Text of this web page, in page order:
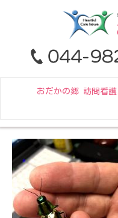
おだかの郷 訪問看